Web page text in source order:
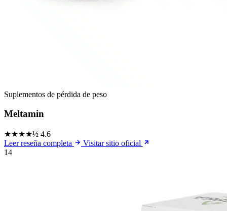
Suplementos de pérdida de peso
Meltamin
★★★★½ 4.6
Leer reseña completa
Visitar sitio oficial
14